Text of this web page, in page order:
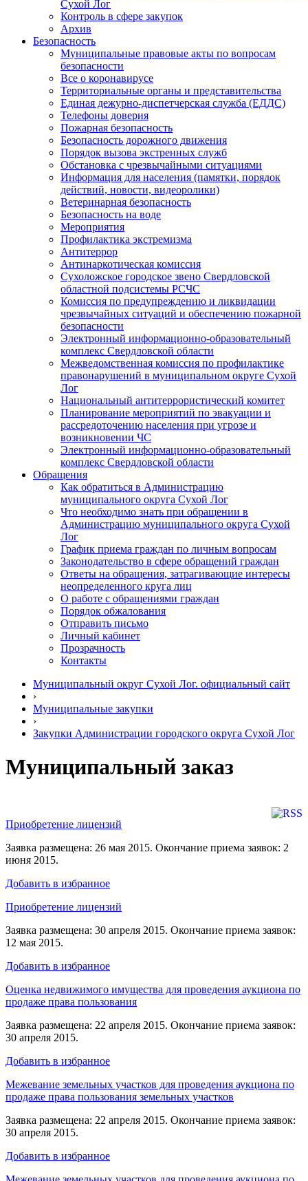
Сухой Лог
Контроль в сфере закупок
Архив
Безопасность
Муниципальные правовые акты по вопросам
безопасности
Все о коронавирусе
Территориальные органы и представительства
Единая дежурно-диспетчерская служба (ЕДДС)
Телефоны доверия
Пожарная безопасность
Безопасность дорожного движения
Порядок вызова экстренных служб
Обстановка с чрезвычайными ситуациями
Информация для населения (памятки, порядок
действий, новости, видеоролики)
Ветеринарная безопасность
Безопасность на воде
Мероприятия
Профилактика экстремизма
Антитеррор
Антинаркотическая комиссия
Сухоложское городское звено Свердловской
областной подсистемы РСЧС
Комиссия по предупреждению и ликвидации
чрезвычайных ситуаций и обеспечению пожарной
безопасности
Электронный информационно-образовательный
комплекс Cвердловской области
Межведомственная комиссия по профилактике
правонарушений в муниципальном округе Сухой
Лог
Национальный антитеррористический комитет
Планирование мероприятий по эвакуации и
рассредоточению населения при угрозе и
возникновении ЧС
Электронный информационно-образовательный
комплекс Свердловской области
Обращения
Как обратиться в Администрацию
муниципального округа Сухой Лог
Что необходимо знать при обращении в
Администрацию муниципального округа Сухой
Лог
График приема граждан по личным вопросам
Законодательство в сфере обращений граждан
Ответы на обращения, затрагивающие интересы
неопределенного круга лиц
О работе с обращениями граждан
Порядок обжалования
Отправить письмо
Личный кабинет
Прозрачность
Контакты
Муниципальный округ Сухой Лог. официальный сайт
›
Муниципальные закупки
›
Закупки Администрации городского округа Сухой Лог
Муниципальный заказ
Приобретение лицензий
Заявка размещена: 26 мая 2015. Окончание приема заявок: 2
июня 2015.
Добавить в избранное
Приобретение лицензий
Заявка размещена: 30 апреля 2015. Окончание приема заявок:
12 мая 2015.
Добавить в избранное
Оценка недвижимого имущества для проведения аукциона по
продаже права пользования
Заявка размещена: 22 апреля 2015. Окончание приема заявок:
30 апреля 2015.
Добавить в избранное
Межевание земельных участков для проведения аукциона по
продаже права пользования земельных участков
Заявка размещена: 22 апреля 2015. Окончание приема заявок:
30 апреля 2015.
Добавить в избранное